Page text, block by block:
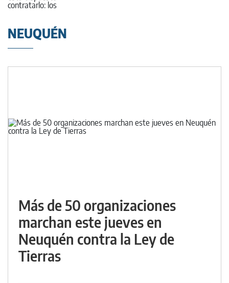
NEUQUÉN
Más de 50 organizaciones
marchan este jueves en
Neuquén contra la Ley de
Tierras